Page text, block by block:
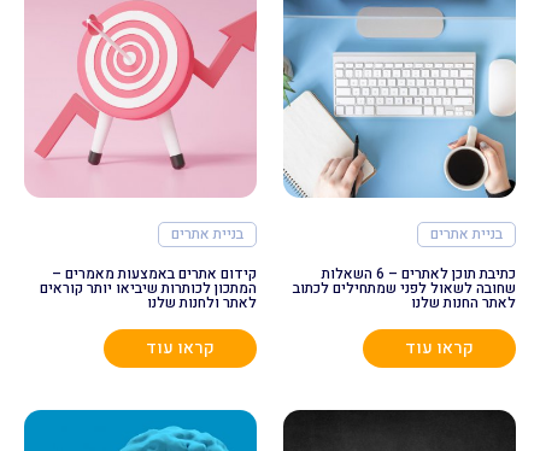
בניית אתרים
כתיבת תוכן לאתרים – 6 השאלות
שחובה לשאול לפני שמתחילים לכתוב
לאתר החנות שלנו
קראו עוד
בניית אתרים
קידום אתרים באמצעות מאמרים –
המתכון לכותרות שיביאו יותר קוראים
לאתר ולחנות שלנו
קראו עוד